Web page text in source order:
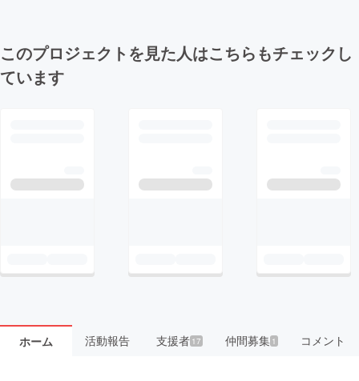
このプロジェクトを見た人はこちらもチェックし
ています
ホーム 活動報告 支援者 17 仲間募集 1 コメント